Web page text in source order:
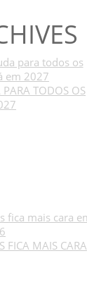
TODOS OS
FICA MAIS CARA